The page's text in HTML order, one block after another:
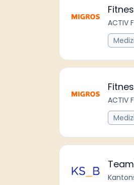
ACTIV
ACTIV